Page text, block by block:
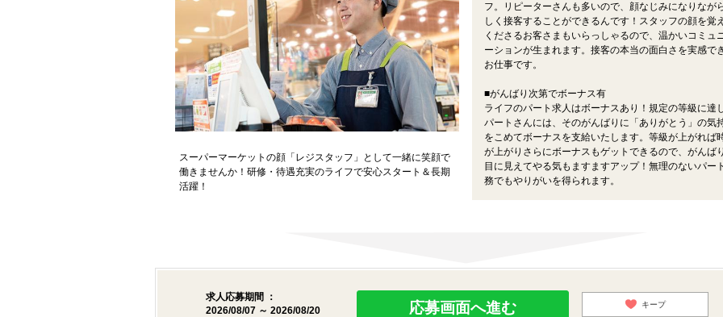
スーパーマーケットの顔「レジスタッフ」として一緒に笑顔で
働きませんか！研修・待遇充実のライフで安心スタート＆長期
活躍！
フ。リピーターさんも多いので、顔なじみになりなが
しく接客することができるんです！スタッフの顔を覚
くださるお客さまもいらっしゃるので、温かいコミュ
ーションが生まれます。接客の本当の面白さを実感で
お仕事です。
■がんばり次第でボーナス有
ライフのパート求人はボーナスあり！規定の等級に達
パートさんには、そのがんばりに「ありがとう」の気
をこめてボーナスを支給いたします。等級が上がれば
が上がりさらにボーナスもゲットできるので、がんば
目に見えてやる気もますますアップ！無理のないパー
務でもやりがいを得られます。
求人応募期間 ：
2026/08/07 ～ 2026/08/20
応募画面へ進む キープ